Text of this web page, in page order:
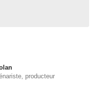
producteur